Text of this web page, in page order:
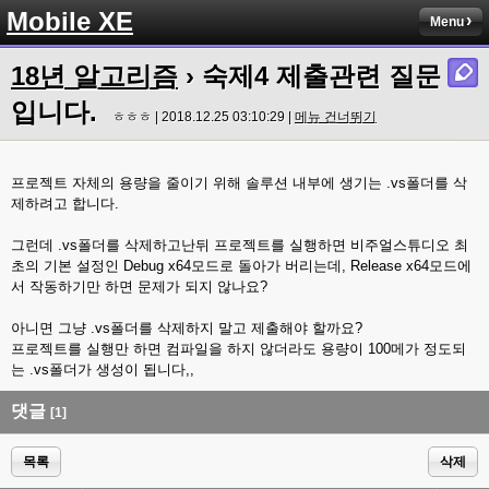
Mobile XE Menu
18년 알고리즘 › 숙제4 제출관련 질문
입니다.
ㅎㅎㅎ | 2018.12.25 03:10:29 | 메뉴 건너뛰기
프로젝트 자체의 용량을 줄이기 위해 솔루션 내부에 생기는 .vs폴더를 삭
제하려고 합니다.
그런데 .vs폴더를 삭제하고난뒤 프로젝트를 실행하면 비주얼스튜디오 최
초의 기본 설정인 Debug x64모드로 돌아가 버리는데, Release x64모드에
서 작동하기만 하면 문제가 되지 않나요?
아니면 그냥 .vs폴더를 삭제하지 말고 제출해야 할까요?
프로젝트를 실행만 하면 컴파일을 하지 않더라도 용량이 100메가 정도되
는 .vs폴더가 생성이 됩니다,,
댓글 [1]
목록 삭제